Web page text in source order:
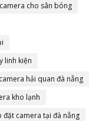
cho sân bóng
linh kiện
hải quan đà nẵng
kho lạnh
đặt camera tại đà nẵng